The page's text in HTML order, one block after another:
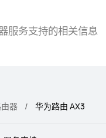
服务支持的相关信息
器 华为路由 AX3